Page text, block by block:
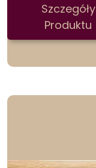
Szczegóły
Produktu